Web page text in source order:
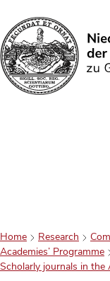
Search
Home Research
Academies’ Programme
Scholarly journals in